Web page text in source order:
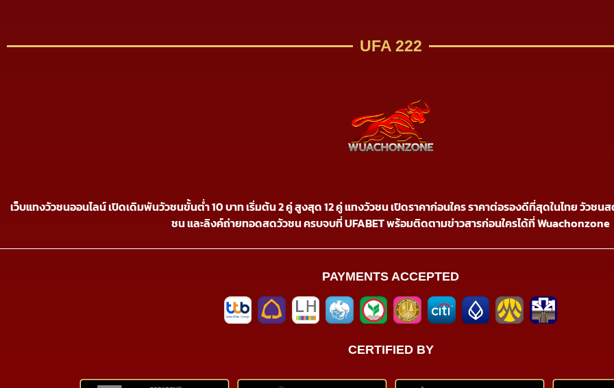
UFA 222
เว็บแทงวัวชนออนไลน์ เปิดเดิมพันวัวชนขั้นต่ำ 10 บาท เริ่มต้น 2 คู่ สูงสุด 12 คู่ แทงวัวชน เปิดราคาก่อนใคร ราคาต่อรองดีที่สุดในไทย วัวชน
ชน และลิงค์ถ่ายทอดสดวัวชน ครบจบที่ UFABET พร้อมติดตามข่าวสารก่อนใครได้ที่ Wuachonzone
PAYMENTS ACCEPTED
CERTIFIED BY